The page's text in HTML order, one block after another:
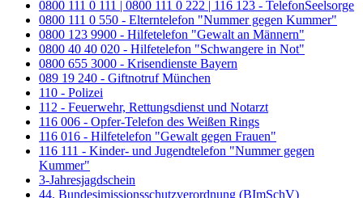
0800 111 0 111 | 0800 111 0 222 | 116 123 - TelefonSeelsorge
0800 111 0 550 - Elterntelefon "Nummer gegen Kummer"
0800 123 9900 - Hilfetelefon "Gewalt an Männern"
0800 40 40 020 - Hilfetelefon "Schwangere in Not"
0800 655 3000 - Krisendienste Bayern
089 19 240 - Giftnotruf München
110 - Polizei
112 - Feuerwehr, Rettungsdienst und Notarzt
116 006 - Opfer-Telefon des Weißen Rings
116 016 - Hilfetelefon "Gewalt gegen Frauen"
116 111 - Kinder- und Jugendtelefon "Nummer gegen
Kummer"
3-Jahresjagdschein
44. Bundesimissionsschutzverordnung (BImSchV)